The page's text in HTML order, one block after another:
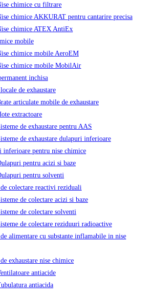
chimice cu filtrare
chimice AKKURAT pentru cantarire precisa
chimice ATEX AntiEx
mobile
chimice mobile AeroEM
chimice mobile MobilAir
inchisa
de exhaustare
articulate mobile de exhaustare
extractoare
de exhaustare pentru AAS
de exhaustare dulapuri inferioare
inferioare pentru nise chimice
pentru acizi si baze
pentru solventi
de colectare reactivi reziduali
de colectare acizi si baze
de colectare solventi
de colectare reziduuri radioactive
alimentare cu substante inflamabile in nise
exhaustare nise chimice
antiacide
antiacida